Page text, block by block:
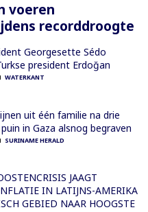
voeren
recorddroogte
Georgesette Sédo
president Erdoğan
WATERKANT
uit één familie na drie
in Gaza alsnog begraven
SURINAME HERALD
JAAGT
IN LATIJNS-AMERIKA
GEBIED NAAR HOOGSTE